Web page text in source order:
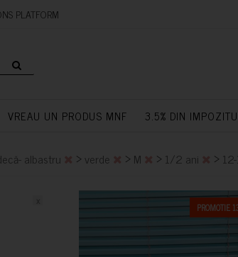
DONATIONS PLATFORM
VREAU UN PRODUS MNF 3.5% DIN
albastru > verde > M > 1/2 ani >
PROMOTIE